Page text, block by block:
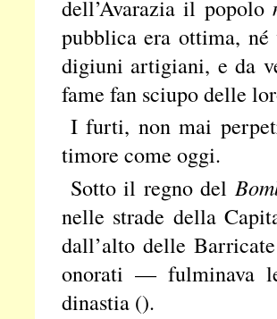
dell’Avarazia il popolo
pubblica era ottima,
digiuni artigiani, e da
fame fan sciupo delle
I furti, non mai
timore come oggi.
Sotto il regno del
nelle strade della
dall’alto delle
onorati — fulminava
dinastia ().